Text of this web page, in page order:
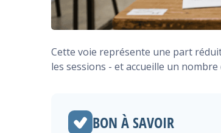
Cette voie représente une part
les sessions - et accueille un
BON À SAVOIR